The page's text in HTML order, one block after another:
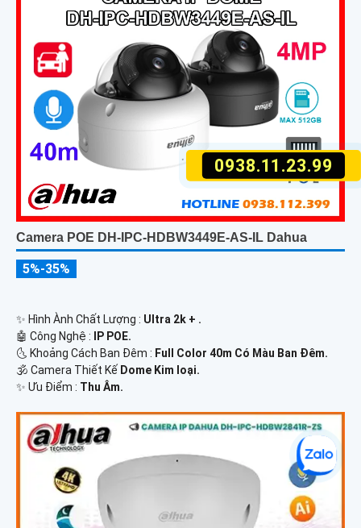
0938.11.23.99
Camera POE DH-IPC-HDBW3449E-AS-IL Dahua
5%-35%
✨ Hình Ành Chất Lượng : Ultra 2k + .
🤖️ Công Nghệ :
IP POE.
🌜 Khoảng Cách Ban Đêm : Full Color 40m Có Màu Ban Ðêm.
🕉️ Camera Thiết Kế Dome Kim loại.
️✨ Ưu Điểm : Thu Âm.